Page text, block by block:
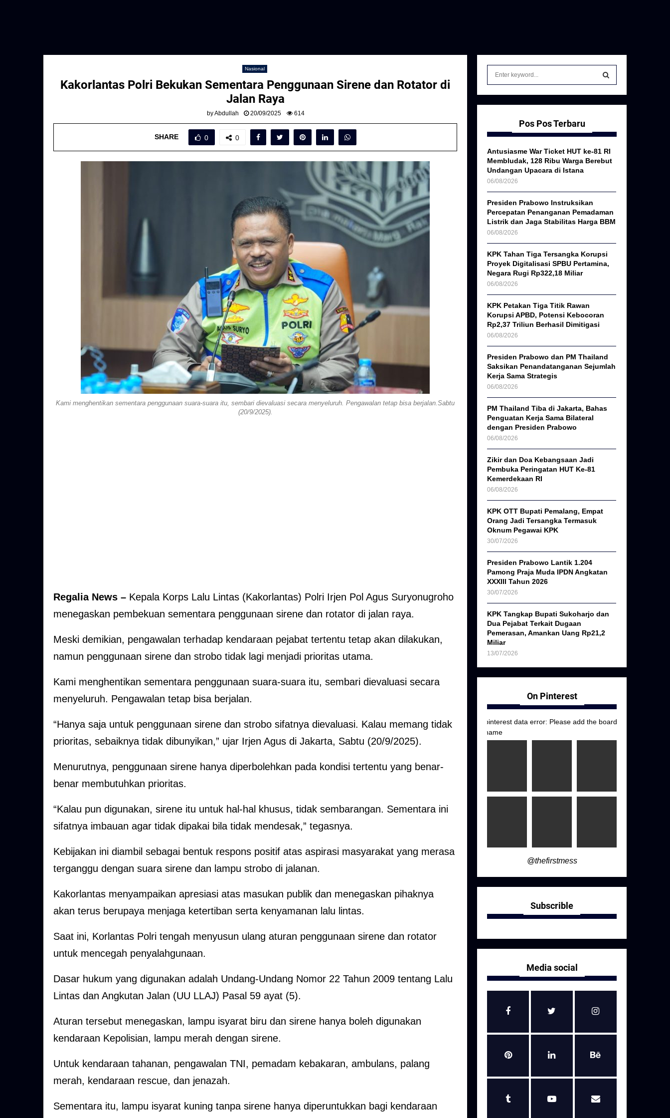
Nasional
Kakorlantas Polri Bekukan Sementara Penggunaan Sirene dan Rotator di
Jalan Raya
byAbdullah 20/09/2025 614
SHARE 0 0
Kami menghentikan sementara penggunaan suara-suara itu, sembari dievaluasi secara menyeluruh. Pengawalan tetap bisa berjalan.Sabtu
(20/9/2025).
Regalia News – Kepala Korps Lalu Lintas (Kakorlantas) Polri Irjen Pol Agus Suryonugroho
menegaskan pembekuan sementara penggunaan sirene dan rotator di jalan raya.
Meski demikian, pengawalan terhadap kendaraan pejabat tertentu tetap akan dilakukan,
namun penggunaan sirene dan strobo tidak lagi menjadi prioritas utama.
Kami menghentikan sementara penggunaan suara-suara itu, sembari dievaluasi secara
menyeluruh. Pengawalan tetap bisa berjalan.
“Hanya saja untuk penggunaan sirene dan strobo sifatnya dievaluasi. Kalau memang tidak
prioritas, sebaiknya tidak dibunyikan,” ujar Irjen Agus di Jakarta, Sabtu (20/9/2025).
Menurutnya, penggunaan sirene hanya diperbolehkan pada kondisi tertentu yang benar-
benar membutuhkan prioritas.
“Kalau pun digunakan, sirene itu untuk hal-hal khusus, tidak sembarangan. Sementara ini
sifatnya imbauan agar tidak dipakai bila tidak mendesak,” tegasnya.
Kebijakan ini diambil sebagai bentuk respons positif atas aspirasi masyarakat yang merasa
terganggu dengan suara sirene dan lampu strobo di jalanan.
Kakorlantas menyampaikan apresiasi atas masukan publik dan menegaskan pihaknya
akan terus berupaya menjaga ketertiban serta kenyamanan lalu lintas.
Saat ini, Korlantas Polri tengah menyusun ulang aturan penggunaan sirene dan rotator
untuk mencegah penyalahgunaan.
Dasar hukum yang digunakan adalah Undang-Undang Nomor 22 Tahun 2009 tentang Lalu
Lintas dan Angkutan Jalan (UU LLAJ) Pasal 59 ayat (5).
Aturan tersebut menegaskan, lampu isyarat biru dan sirene hanya boleh digunakan
kendaraan Kepolisian, lampu merah dengan sirene.
Untuk kendaraan tahanan, pengawalan TNI, pemadam kebakaran, ambulans, palang
merah, kendaraan rescue, dan jenazah.
Sementara itu, lampu isyarat kuning tanpa sirene hanya diperuntukkan bagi kendaraan
f
r
:
S
A
R
H
Pos Pos Terbaru
Antusiasme War Ticket HUT ke-81 RI
Membludak, 128 Ribu Warga Berebut
Undangan Upacara di Istana
06/08/2026
Presiden Prabowo Instruksikan
Percepatan Penanganan Pemadaman
Listrik dan Jaga Stabilitas Harga BBM
06/08/2026
KPK Tahan Tiga Tersangka Korupsi
Proyek Digitalisasi SPBU Pertamina,
Negara Rugi Rp322,18 Miliar
06/08/2026
KPK Petakan Tiga Titik Rawan
Korupsi APBD, Potensi Kebocoran
Rp2,37 Triliun Berhasil Dimitigasi
06/08/2026
Presiden Prabowo dan PM Thailand
Saksikan Penandatanganan Sejumlah
Kerja Sama Strategis
06/08/2026
PM Thailand Tiba di Jakarta, Bahas
Penguatan Kerja Sama Bilateral
dengan Presiden Prabowo
06/08/2026
Zikir dan Doa Kebangsaan Jadi
Pembuka Peringatan HUT Ke-81
Kemerdekaan RI
06/08/2026
KPK OTT Bupati Pemalang, Empat
Orang Jadi Tersangka Termasuk
Oknum Pegawai KPK
30/07/2026
Presiden Prabowo Lantik 1.204
Pamong Praja Muda IPDN Angkatan
XXXIII Tahun 2026
30/07/2026
KPK Tangkap Bupati Sukoharjo dan
Dua Pejabat Terkait Dugaan
Pemerasan, Amankan Uang Rp21,2
Miliar
13/07/2026
On Pinterest
pinterest data error: Please add the board
name
@thefirstmess
Subscrible
Media social